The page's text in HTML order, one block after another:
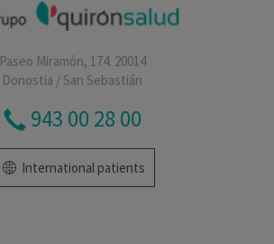
Paseo Miramón, 174. 20014
Donostia / San Sebastián
943 00 28 00
International patients